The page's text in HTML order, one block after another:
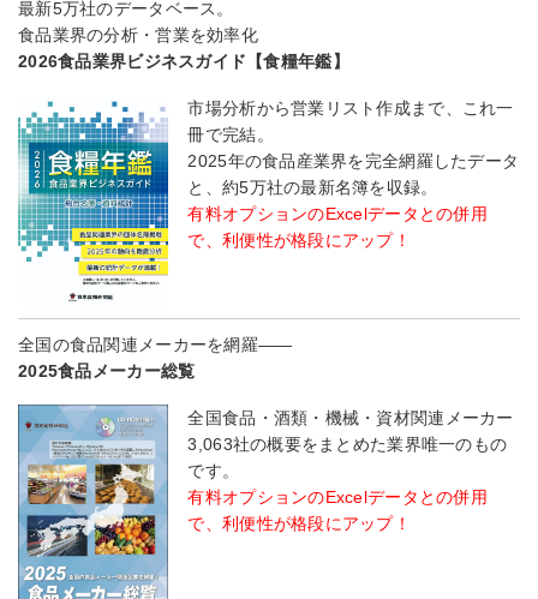
最新5万社のデータベース。
食品業界の分析・営業を効率化
2026食品業界ビジネスガイド【食糧年鑑】
市場分析から営業リスト作成まで、これ一
冊で完結。
2025年の食品産業界を完全網羅したデータ
と、約5万社の最新名簿を収録。
有料オプションのExcelデータとの併用
で、利便性が格段にアップ！
全国の食品関連メーカーを網羅――
2025食品メーカー総覧
全国食品・酒類・機械・資材関連メーカー
3,063社の概要をまとめた業界唯一のもの
です。
有料オプションのExcelデータとの併用
で、利便性が格段にアップ！